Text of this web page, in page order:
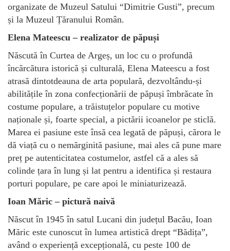
organizate de Muzeul Satului “Dimitrie Gusti”, precum
și la Muzeul Țăranului Român.
Elena Mateescu – realizator de păpuși
Născută în Curtea de Argeș, un loc cu o profundă
încărcătura istorică și culturală, Elena Mateescu a fost
atrasă dintotdeauna de arta populară, dezvoltându-și
abilitățile în zona confecționării de păpuși îmbrăcate în
costume populare, a trăistuțelor populare cu motive
naționale și, foarte special, a pictării icoanelor pe sticlă.
Marea ei pasiune este însă cea legată de păpuși, cărora le
dă viață cu o nemărginită pasiune, mai ales că pune mare
preț pe autenticitatea costumelor, astfel că a ales să
colinde țara în lung și lat pentru a identifica și restaura
porturi populare, pe care apoi le miniaturizează.
Ioan Măric – pictură naivă
Născut în 1945 în satul Lucani din județul Bacău, Ioan
Măric este cunoscut în lumea artistică drept “Bădița”,
având o experiență excepțională, cu peste 100 de